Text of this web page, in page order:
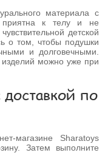
материала с
приятна к телу и не
детской
о том, чтобы подушки
и долговечными.
изделий можно уже при
доставкой по
магазине Sharatoys
Затем выполните